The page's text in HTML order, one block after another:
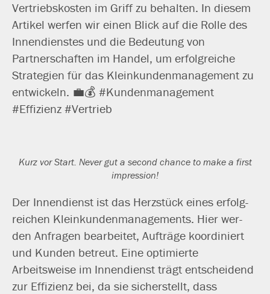
Vertriebskosten im Griff zu behal­ten. In die­sem
Artikel wer­fen wir einen Blick auf die Rolle des
Innendienstes und die Bedeutung von
Partnerschaften im Handel, um erfolg­rei­che
Strategien für das Kleinkundenmanagement zu
ent­wi­ckeln. 💼💰 #Kundenmanagement
#Effizienz #Vertrieb
Kurz vor Start. Never gut a second chan­ce to make a first
impression!
Der Innendienst ist das Herzstück eines erfolg­
rei­chen Kleinkundenmanagements. Hier wer­
den Anfragen bear­bei­tet, Aufträge koor­di­niert
und Kunden betreut. Eine opti­mier­te
Arbeitsweise im Innendienst trägt ent­schei­dend
zur Effizienz bei, da sie sicher­stellt, dass